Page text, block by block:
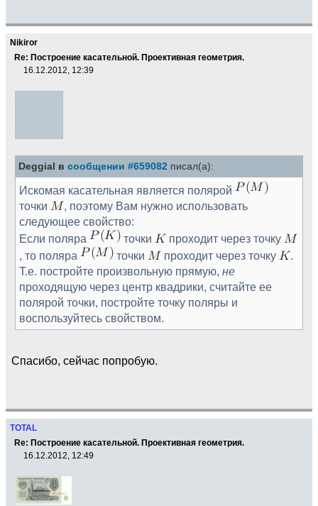
Nikiror
Re: Построение касательной. Проективная геометрия.
16.12.2012, 12:39
Deggial в сообщении #659082 писал(а):
Искомая касательная является полярой
точки
, поэтому Вам нужно использовать
следующее свойство:
Если поляра
точки
проходит через точку
, то поляра
точки проходит через точку
.
Т.е. постройте произвольную прямую, не
проходящую через центр квадрики, считайте ее
полярой точки, постройте точку поляры и
воспользуйтесь свойством.
Спасибо, сейчас попробую.
TOTAL
Re: Построение касательной. Проективная геометрия.
16.12.2012, 12:49